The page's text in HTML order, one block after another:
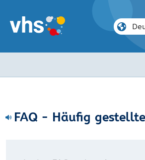
FAQ - Häufig